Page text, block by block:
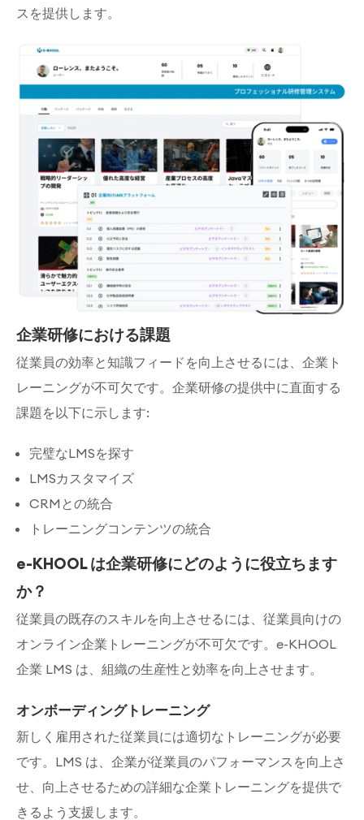
スを提供します。
企業研修における課題
従業員の効率と知識フィードを向上させるには、企業ト
レーニングが不可欠です。企業研修の提供中に直面する
課題を以下に示します:
完璧なLMSを探す
LMSカスタマイズ
CRMとの統合
トレーニングコンテンツの統合
e-KHOOL は企業研修にどのように役立ちます
か？
従業員の既存のスキルを向上させるには、従業員向けの
オンライン企業トレーニングが不可欠です。e-KHOOL
企業 LMS は、組織の生産性と効率を向上させます。
オンボーディングトレーニング
新しく雇用された従業員には適切なトレーニングが必要
です。LMS は、企業が従業員のパフォーマンスを向上さ
せ、向上させるための詳細な企業トレーニングを提供で
きるよう支援します。